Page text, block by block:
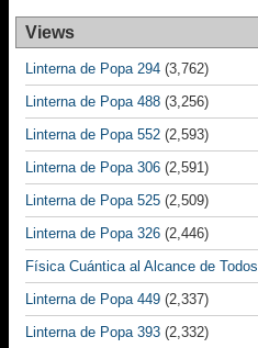
Views
Linterna de Popa 294 (3,762)
Linterna de Popa 488 (3,256)
Linterna de Popa 552 (2,593)
Linterna de Popa 306 (2,591)
Linterna de Popa 525 (2,509)
Linterna de Popa 326 (2,446)
Física Cuántica al Alcance de Todos
Linterna de Popa 449 (2,337)
Linterna de Popa 393 (2,332)